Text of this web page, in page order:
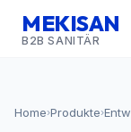
MEKISAN
B2B SANITÄR
Home›Produkte›